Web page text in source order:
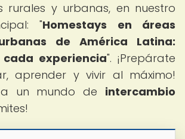
rurales y urbanas, en nuestro
"Homestays en áreas
de América Latina:
experiencia". ¡Prepárate
aprender y vivir al máximo!
a un mundo de intercambio